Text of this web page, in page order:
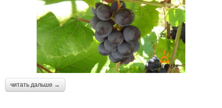
читать дальше →